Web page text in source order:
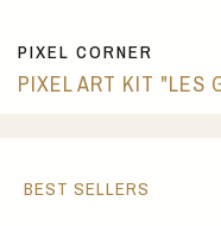
PIXEL CORNER
PIXEL ART KIT "LES
BEST SELLERS